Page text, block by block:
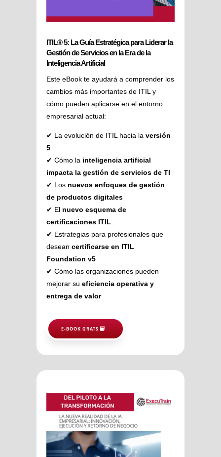
ITIL® 5: La Guía Estratégica para Liderar la
Gestión de Servicios en la Era de la
Inteligencia Artificial
Este eBook te ayudará a comprender los
cambios más importantes de ITIL y
cómo pueden aplicarse en el entorno
empresarial actual:
✔ La evolución de ITIL hacia laversión
5
✔ Cómo la inteligencia artificial
impacta la gestión de servicios de TI
✔ Los nuevos enfoques de gestión
de productos digitales
✔ El nuevo esquema de
certificaciones ITIL
✔ Estrategias para profesionales que
deseancertificarse en ITIL
Foundation v5
✔ Cómo las organizaciones pueden
mejorar sueficiencia operativa y
entrega de valor
E-BOOK GRATS